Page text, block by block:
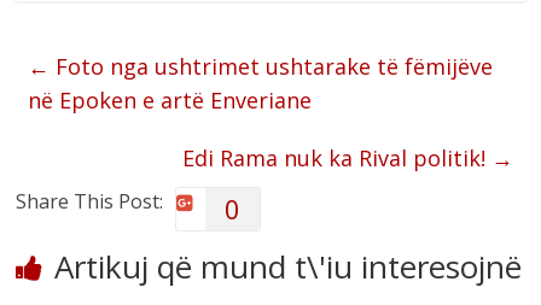
← Foto nga ushtrimet ushtarake të fëmijëve
në Epoken e artë Enveriane
Edi Rama nuk ka Rival politik! →
Share This Post: 0
Artikuj që mund t\'iu interesojnë